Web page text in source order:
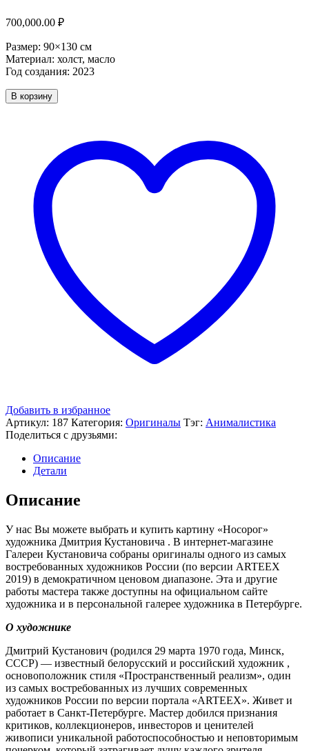
700,000.00 ₽
Размер: 90×130 см
Материал: холст, масло
Год создания: 2023
Количество
товара
В корзину
Добавить в избранное
Артикул: 187 Категория: Оригиналы Тэг: Анималистика
Поделиться с друзьями:
Описание
Детали
Описание
У нас Вы можете выбрать и купить картину «Носорог»
художника Дмитрия Кустановича . В интернет-магазине
Галереи Кустановича собраны оригиналы одного из самых
востребованных художников России (по версии ARTEEX
2019) в демократичном ценовом диапазоне. Эта и другие
работы мастера также доступны на официальном сайте
художника и в персональной галерее художника в Петербурге.
О художнике
Дмитрий Кустанович (родился 29 марта 1970 года, Минск,
СССР) — известный белорусский и российский художник ,
основоположник стиля «Пространственный реализм», один
из самых востребованных из лучших современных
художников России по версии портала «ARTEEX». Живет и
работает в Санкт-Петербурге. Мастер добился признания
критиков, коллекционеров, инвесторов и ценителей
живописи уникальной работоспособностью и неповторимым